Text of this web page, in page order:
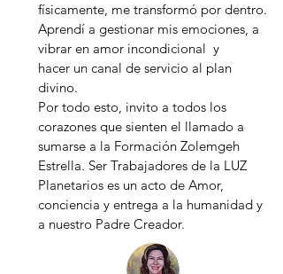
físicamente, me transformó por dentro.
Aprendí a gestionar mis emociones, a
vibrar en amor incondicional y
hacer un canal de servicio al plan
divino.
Por todo esto, invito a todos los
corazones que sienten el llamado a
sumarse a la Formación Zolemgeh
Estrella. Ser Trabajadores de la LUZ
Planetarios es un acto de Amor,
conciencia y entrega a la humanidad y
a nuestro Padre Creador.